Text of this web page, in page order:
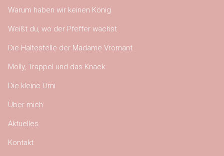
Warum haben wir keinen König
Weißt du, wo der Pfeffer wächst
Die Haltestelle der Madame Vromant
Molly, Trappel und das Knack
Die kleine Omi
Über mich
Aktuelles
Kontakt